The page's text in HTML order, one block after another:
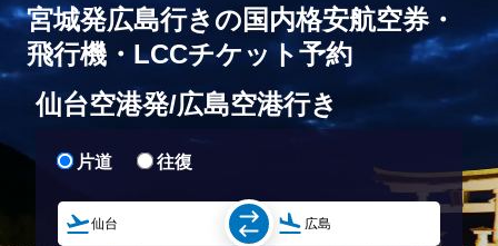
宮城発広島行きの国内格安航空券・
飛行機・LCCチケット予約
仙台空港発/広島空港行き